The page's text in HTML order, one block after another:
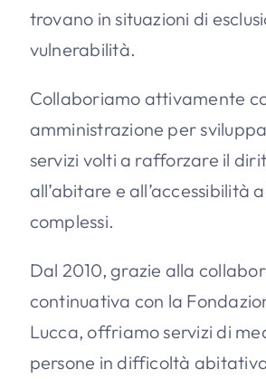
trovano in situazioni di
vulnerabilità.
Collaboriamo attivamente
amministrazione per
servizi volti a rafforzare il
all’abitare e all’accessibilità
complessi.
Dal 2010, grazie alla
continuativa con la
Lucca, offriamo servizi di
persone in difficoltà